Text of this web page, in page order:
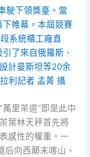
駛下領獎臺。當
帷幕。本屆競賽
系統櫃工廠直
了來自俄羅斯、
計曼斯坦等20余
利記者 孟菁 攝
里茶道”即是此中
葉林天秤首先將
感性的權重。一
后向西顛末喀山、